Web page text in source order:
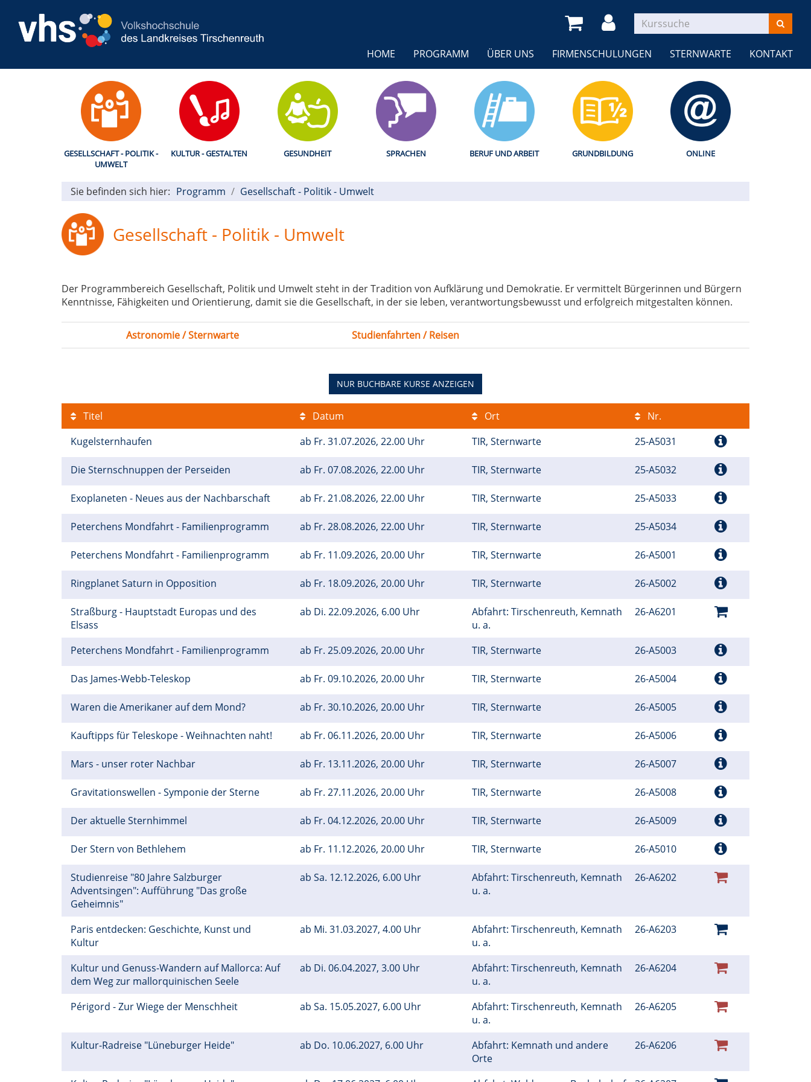
HOME PROGRAMM ÜBER UNS FIRMENSCHULUNGEN STERNWARTE KONTAKT
GESELLSCHAFT - POLITIK -
UMWELT
KULTUR - GESTALTEN GESUNDHEIT SPRACHEN BERUF UND ARBEIT GRUNDBILDUNG ONLINE
Sie befinden sich hier: Programm Gesellschaft - Politik - Umwelt
Gesellschaft - Politik - Umwelt
Der Programmbereich Gesellschaft, Politik und Umwelt steht in der Tradition von Aufklärung und Demokratie. Er vermittelt Bürgerinnen und Bürgern
Kenntnisse, Fähigkeiten und Orientierung, damit sie die Gesellschaft, in der sie leben, verantwortungsbewusst und erfolgreich mitgestalten können.
Astronomie / Sternwarte Studienfahrten / Reisen
NUR BUCHBARE KURSE ANZEIGEN
Titel Datum Ort
Nr.
Kugelsternhaufen
ab Fr. 31.07.2026, 22.00 Uhr TIR, Sternwarte 25-A5031
Die Sternschnuppen der Perseiden ab Fr. 07.08.2026, 22.00 Uhr TIR, Sternwarte 25-A5032
Exoplaneten - Neues aus der Nachbarschaft ab Fr. 21.08.2026, 22.00 Uhr TIR, Sternwarte 25-A5033
Peterchens Mondfahrt - Familienprogramm ab Fr. 28.08.2026, 22.00 Uhr TIR, Sternwarte 25-A5034
Peterchens Mondfahrt - Familienprogramm ab Fr. 11.09.2026, 20.00 Uhr TIR, Sternwarte 26-A5001
Ringplanet Saturn in Opposition ab Fr. 18.09.2026, 20.00 Uhr TIR, Sternwarte 26-A5002
Straßburg - Hauptstadt Europas und des
Elsass
ab Di. 22.09.2026, 6.00 Uhr
Abfahrt: Tirschenreuth, Kemnath
u. a.
26-A6201
Peterchens Mondfahrt - Familienprogramm ab Fr. 25.09.2026, 20.00 Uhr TIR, Sternwarte 26-A5003
Das James-Webb-Teleskop ab Fr. 09.10.2026, 20.00 Uhr TIR, Sternwarte 26-A5004
Waren die Amerikaner auf dem Mond? ab Fr. 30.10.2026, 20.00 Uhr TIR, Sternwarte 26-A5005
Kauftipps für Teleskope - Weihnachten naht! ab Fr. 06.11.2026, 20.00 Uhr TIR, Sternwarte 26-A5006
Mars - unser roter Nachbar ab Fr. 13.11.2026, 20.00 Uhr TIR, Sternwarte 26-A5007
Gravitationswellen - Symponie der Sterne ab Fr. 27.11.2026, 20.00 Uhr TIR, Sternwarte 26-A5008
Der aktuelle Sternhimmel ab Fr. 04.12.2026, 20.00 Uhr TIR, Sternwarte 26-A5009
Der Stern von Bethlehem ab Fr. 11.12.2026, 20.00 Uhr TIR, Sternwarte 26-A5010
Studienreise "80 Jahre Salzburger
Adventsingen": Aufführung "Das große
Geheimnis"
ab Sa. 12.12.2026, 6.00 Uhr
Abfahrt: Tirschenreuth, Kemnath
u. a.
26-A6202
Paris entdecken: Geschichte, Kunst und
Kultur
ab Mi. 31.03.2027, 4.00 Uhr
Abfahrt: Tirschenreuth, Kemnath
u. a.
26-A6203
Kultur und Genuss-Wandern auf Mallorca: Auf
dem Weg zur mallorquinischen Seele
ab Di. 06.04.2027, 3.00 Uhr
Abfahrt: Tirschenreuth, Kemnath
u. a.
26-A6204
Périgord - Zur Wiege der Menschheit ab Sa. 15.05.2027, 6.00 Uhr
Abfahrt: Tirschenreuth, Kemnath
u. a.
26-A6205
Kultur-Radreise "Lüneburger Heide" ab Do. 10.06.2027, 6.00 Uhr
Abfahrt: Kemnath und andere
Orte
26-A6206